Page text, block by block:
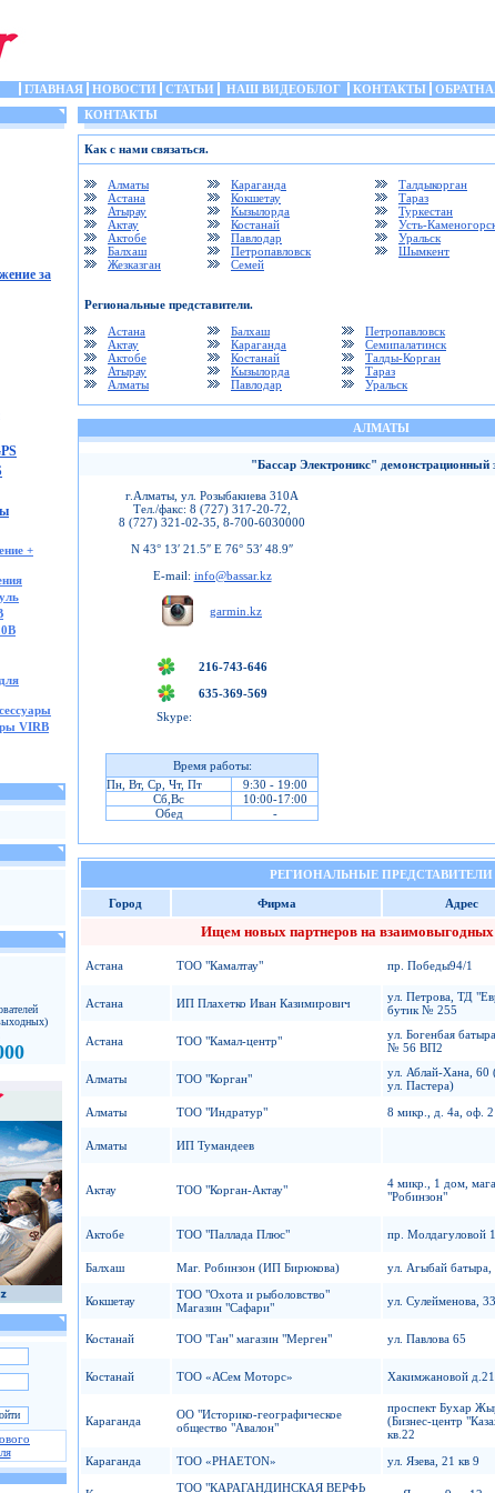
ГЛАВНАЯ НОВОСТИ СТАТЬИ НАШ ВИДЕОБЛОГ КОНТАКТЫ
за
+
VIRB
КОНТАКТЫ
Как с нами связаться.
Алматы Караганда
Талдыкорган
Астана
Кокшетау
Тараз
Атырау
Кызылорда
Туркестан
Актау
Костанай
Усть-
Актобе
Павлодар
Уральск
Балхаш
Петропавловск
Шымкент
Жезказган
Семей
Региональные представители.
Астана
Балхаш Петропавловск
Актау
Караганда Семипалатинск
Актобе
Костанай Талды-Корган
Атырау
Кызылорда
Тараз
Алматы
Павлодар Уральск
АЛМАТЫ
"Бассар Электроникс" демонстрационный
г.Алматы, ул. Розыбакиева 310А
Тел./факс: 8 (727) 317-20-72,
8 (727) 321-02-35, 8-700-6030000
N 43° 13′ 21.5′′ E 76° 53′ 48.9′′
E-mail: info@bassar.kz
garmin.kz
216-743-646
635-369-569
Skype:
Время работы:
Пн, Вт, Ср, Чт, Пт
9:30 - 19:00
Сб,Вс
10:00-17:00
Обед
-
РЕГИОНАЛЬНЫЕ ПРЕДСТАВИТЕЛИ
Город Фирма Адрес
Ищем новых партнеров на взаимовыгодных
Астана ТОО "Камалтау" пр. Победы94/1
Астана ИП Плахетко Иван Казимирович
ул. Петрова, ТД
бутик № 255
Астана ТОО "Камал-центр"
ул. Богенбая
№ 56 ВП2
Алматы ТОО "Корган"
ул. Аблай-Хана, 60
ул. Пастера)
Алматы
ТОО "Индратур" 8 микр., д. 4а, оф. 2
Алматы ИП Тумандеев
Актау ТОО "Корган-Актау"
4 микр., 1 дом,
"Робинзон"
Актобе ТОО "Паллада Плюс" пр. Молдагуловой
Балхаш
Маг. Робинзон (ИП Бирюкова) ул. Агыбай батыра,
Кокшетау
ТОО "Охота и рыболовство"
Магазин "Сафари"
ул. Сулейменова,
Костанай ТОО "Ган" магазин "Мерген" ул. Павлова 65
Костанай ТОО «АСем Моторс» Хакимжановой д.21
Караганда
ОО "Историко-географическое
общество "Авалон"
проспект Бухар
(Бизнес-центр
кв.22
Караганда ТОО «PHAETON» ул. Язева, 21 кв 9
ТОО "КАРАГАНДИНСКАЯ ВЕРФЬ